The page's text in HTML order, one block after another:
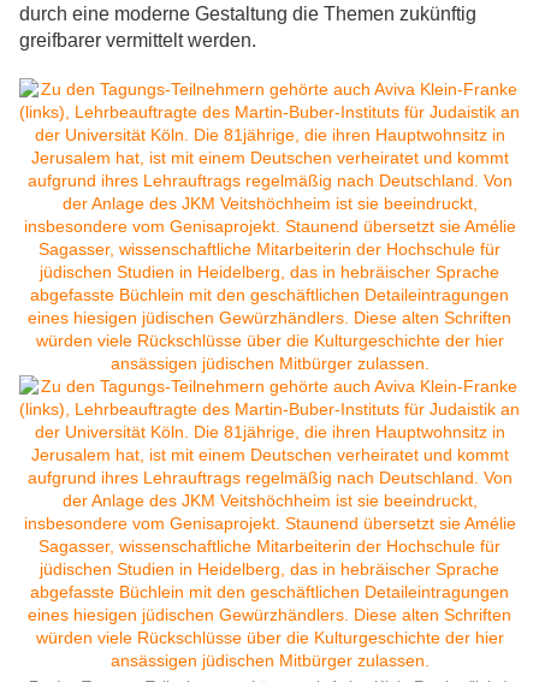
durch eine moderne Gestaltung die Themen zukünftig
greifbarer vermittelt werden.